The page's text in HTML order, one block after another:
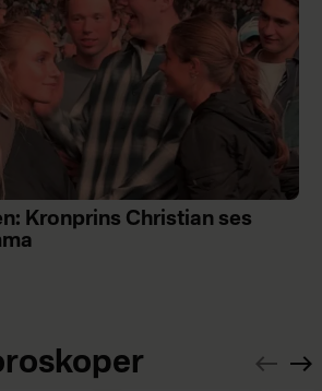
Kronprins Christian ses